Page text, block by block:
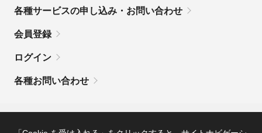
各種サービスの申し込み・お問い合わせ
会員登録
ログイン
各種お問い合わせ
MSコンパスとは
利用規約